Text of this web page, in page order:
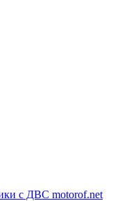
с ДВС motorof.net